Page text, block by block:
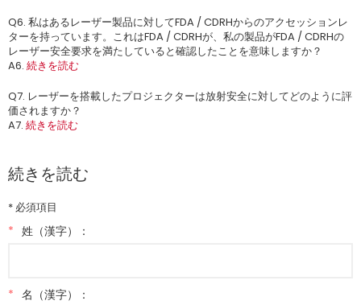
Q6. 私はあるレーザー製品に対してFDA / CDRHからのアクセッションレ
ターを持っています。これはFDA / CDRHが、私の製品がFDA / CDRHの
レーザー安全要求を満たしていると確認したことを意味しますか？
A6. 続きを読む
Q7. レーザーを搭載したプロジェクターは放射安全に対してどのように評
価されますか？
A7. 続きを読む
続きを読む
* 必須項目
* 姓（漢字）：
* 名（漢字）：